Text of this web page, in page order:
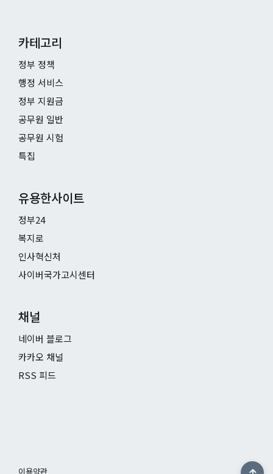
카테고리
정부 정책
행정 서비스
정부 지원금
공무원 일반
공무원 시험
특집
유용한사이트
정부24
복지로
인사혁신처
사이버국가고시센터
채널
네이버 블로그
카카오 채널
RSS 피드
이용약관